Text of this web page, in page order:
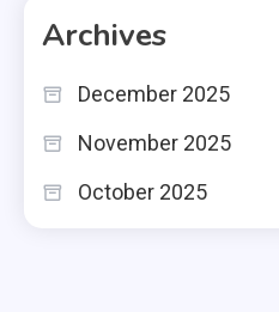
Archives
December 2025
November 2025
October 2025